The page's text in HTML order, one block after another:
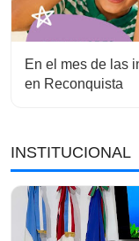
En el mes de las
en Reconquista
INSTITUCIONAL